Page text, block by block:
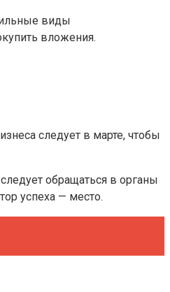
виды
вложения.
следует в марте, чтобы
обращаться в органы
успеха — место.